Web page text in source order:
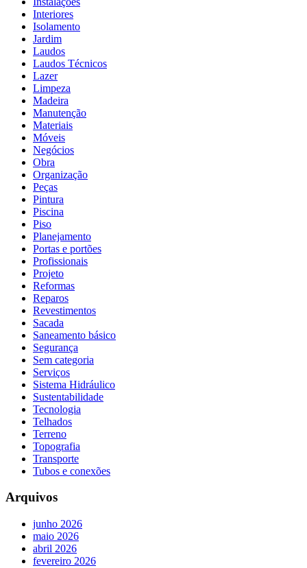
Interiores
Isolamento
Jardim
Laudos
Laudos Técnicos
Lazer
Limpeza
Madeira
Manutenção
Materiais
Móveis
Negócios
Obra
Organização
Peças
Pintura
Piscina
Piso
Planejamento
Portas e portões
Profissionais
Projeto
Reformas
Reparos
Revestimentos
Sacada
Saneamento básico
Segurança
Sem categoria
Serviços
Sistema Hidráulico
Sustentabilidade
Tecnologia
Telhados
Terreno
Topografia
Transporte
Tubos e conexões
Arquivos
junho 2026
maio 2026
abril 2026
fevereiro 2026